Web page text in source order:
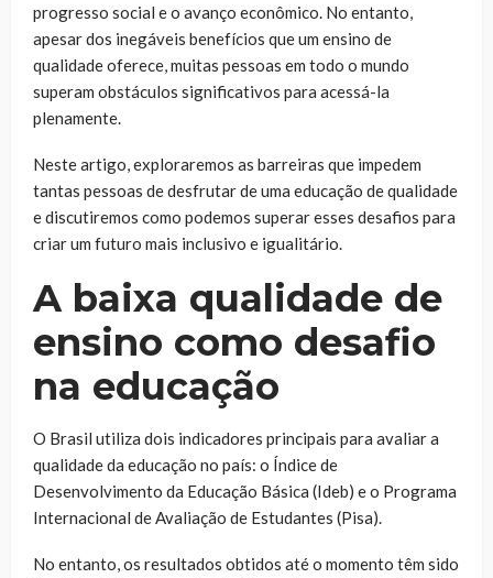
progresso social e o avanço econômico. No entanto,
apesar dos inegáveis ​​benefícios que um ensino de
qualidade oferece, muitas pessoas em todo o mundo
superam obstáculos significativos para acessá-la
plenamente.
Neste artigo, exploraremos as barreiras que impedem
tantas pessoas de desfrutar de uma educação de qualidade
e discutiremos como podemos superar esses desafios para
criar um futuro mais inclusivo e igualitário.
A baixa qualidade de
ensino como desafio
na educação
O Brasil utiliza dois indicadores principais para avaliar a
qualidade da educação no país: o Índice de
Desenvolvimento da Educação Básica (Ideb) e o Programa
Internacional de Avaliação de Estudantes (Pisa).
No entanto, os resultados obtidos até o momento têm sido